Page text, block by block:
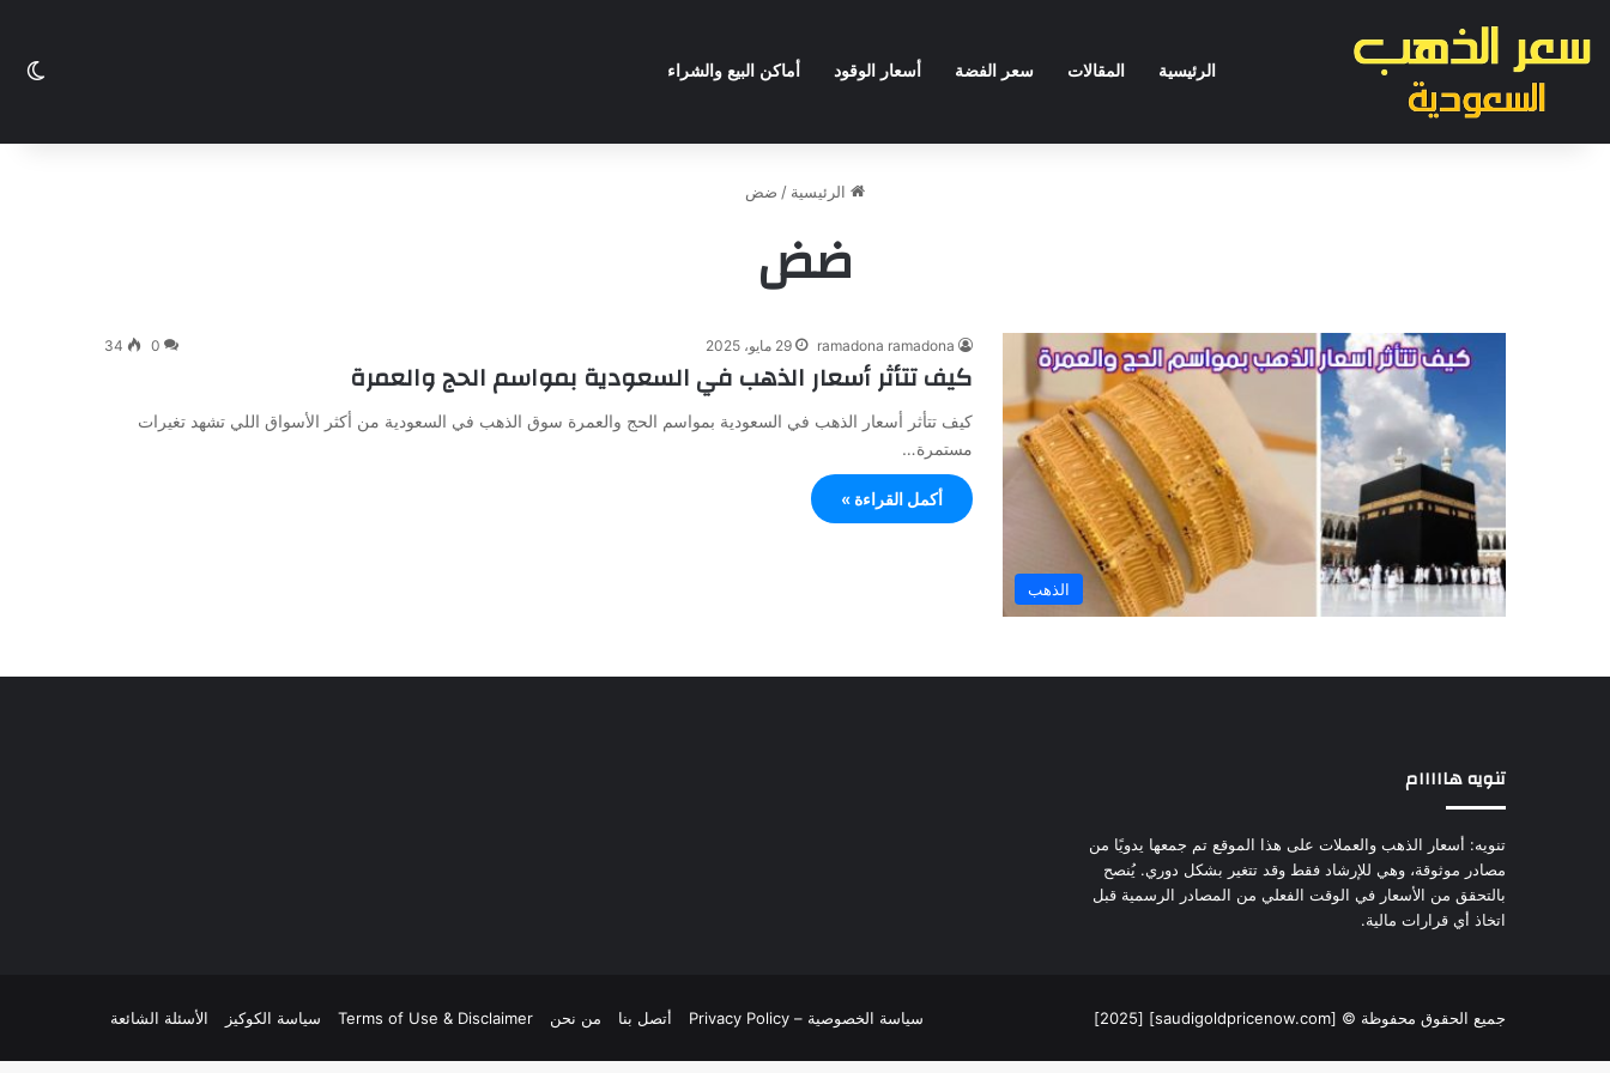
الرئيسية المقالات سعر الفضة أسعار الوقود أماكن البيع والشراء
الرئيسية / ضض
ضض
الذهب
ramadona ramadona 29 مايو، 2025 0
34
كيف تتأثر أسعار الذهب في السعودية بمواسم الحج والعمرة
كيف تتأثر أسعار الذهب في السعودية بمواسم الحج والعمرة سوق الذهب في السعودية من أكثر الأسواق اللي تشهد تغيرات
مستمرة…
أكمل القراءة »
تنويه هااااام
تنويه: أسعار الذهب والعملات على هذا الموقع تم جمعها يدويًا من
مصادر موثوقة، وهي للإرشاد فقط وقد تتغير بشكل دوري. يُنصح
بالتحقق من الأسعار في الوقت الفعلي من المصادر الرسمية قبل
اتخاذ أي قرارات مالية.
جميع الحقوق محفوظة © [saudigoldpricenow.com] [2025] سياسة الخصوصية – Privacy Policy أتصل بنا من نحن Terms of Use & Disclaimer سياسة الكوكيز الأسئلة الشائعة